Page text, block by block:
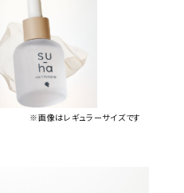
※画像はレギュラーサイズです